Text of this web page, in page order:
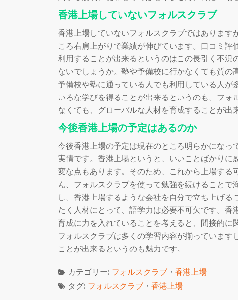
香港上場していないフォルスクラブ
香港上場していないフォルスクラブではあります
ころ右肩上がりで業績が伸びています。口コミ
利用することが出来るというのはこの長引く不況
ないでしょうか。塾や予備校に行かなくても質
予備校や塾に通っている人でも利用している人が
いろな学びを得ることが出来るというのも、フォ
なくても、グローバルな人材を育成することが出
今後香港上場の予定はあるのか
今後香港上場の予定は現在のところ明らかにな
実情です。香港上場というと、いいことばかりに
変な点もあります。そのため、これから上場する
ん、フォルスクラブを使って勉強を続けること
し、香港上場するような会社を自分で立ち上げ
たく人材にとって、語学力は必要不可欠です。
育成に力を入れていることを考えると、間接的に
フォルスクラブは多くの学習内容が揃っています
ことが出来るというのも魅力です。
カテゴリー: フォルスクラブ ・ 香港上場
タグ: フォルスクラブ ・ 香港上場